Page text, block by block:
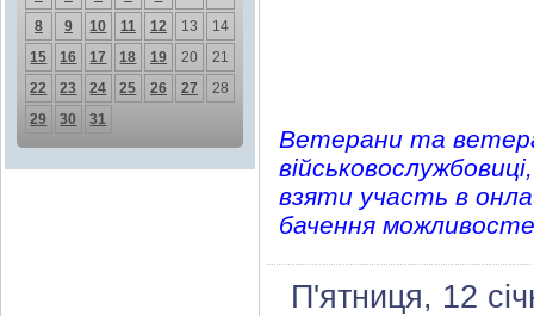
8
9 10 11 12 13
14
15
16 17 18 19 20
21
22
23 24 25 26 27
28
29
30 31
Ветерани та
взяти участь в
бачення
П'ятниця, 12